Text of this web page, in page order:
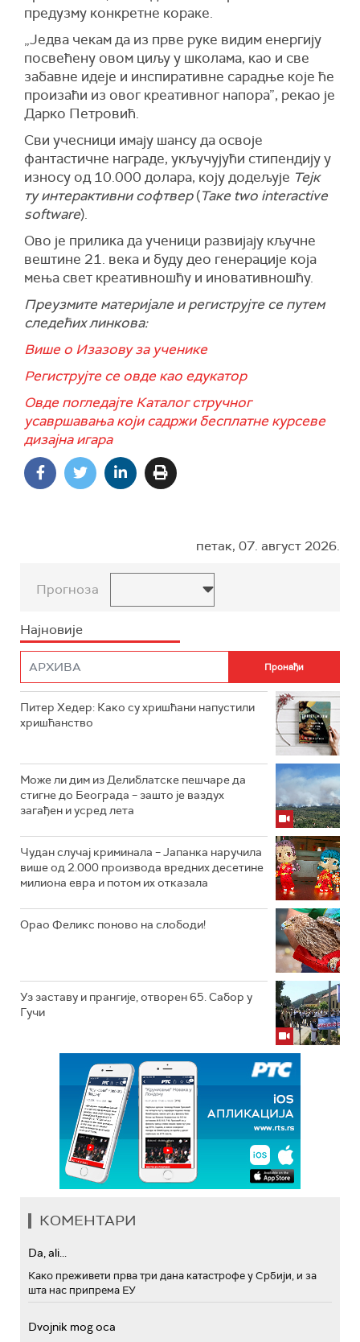
предузму конкретне кораке.
„Једва чекам да из прве руке видим енергију
посвећену овом циљу у школама, као и све
забавне идеје и инспиративне сарадње које ће
произаћи из овог креативног напора”, рекао је
Дарко Петровић.
Сви учесници имају шансу да освоје
фантастичне награде, укључујући стипендију у
износу од 10.000 долара, коју додељује Тејк
ту интерактивни софтвер(Таке two interactive
software).
Ово је прилика да ученици развијају кључне
вештине 21. века и буду део генерације која
мења свет креативношћу и иновативношћу.
Преузмите материјале и региструјте се путем
следећих линкова:
Више о Изазову за ученике
Региструјте се овде као едукатор
Овде погледајте Каталог стручног
усавршавања који садржи бесплатне курсеве
дизајна игара
петак, 07. август 2026.
Прогноза
Најновије
Питер Хедер: Како су хришћани напустили
хришћанство
Може ли дим из Делиблатске пешчаре да
стигне до Београда – зашто је ваздух
загађен и усред лета
Чудан случај криминала – Јапанка наручила
више од 2.000 производа вредних десетине
милиона евра и потом их отказала
Орао Феликс поново на слободи!
Уз заставу и прангије, отворен 65. Сабор у
Гучи
КОМЕНТАРИ
Da, ali...
Како преживети прва три дана катастрофе у Србији, и за
шта нас припрема ЕУ
Dvojnik mog oca